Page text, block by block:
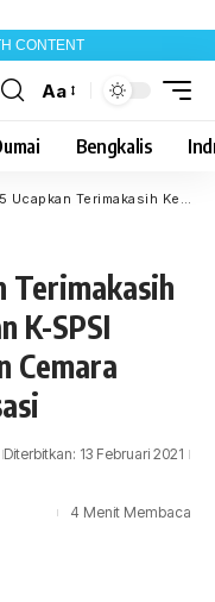
CONTENT
Font
Aa
Bengkalis
Dinas PUPR dan K-SPSI Pekanbaru Karena Jalan Cemara Indah Sudah Disemenisasi
Terimakasih
K-SPSI
Cemara
Diterbitkan: 13 Februari 2021
4 Menit Membaca